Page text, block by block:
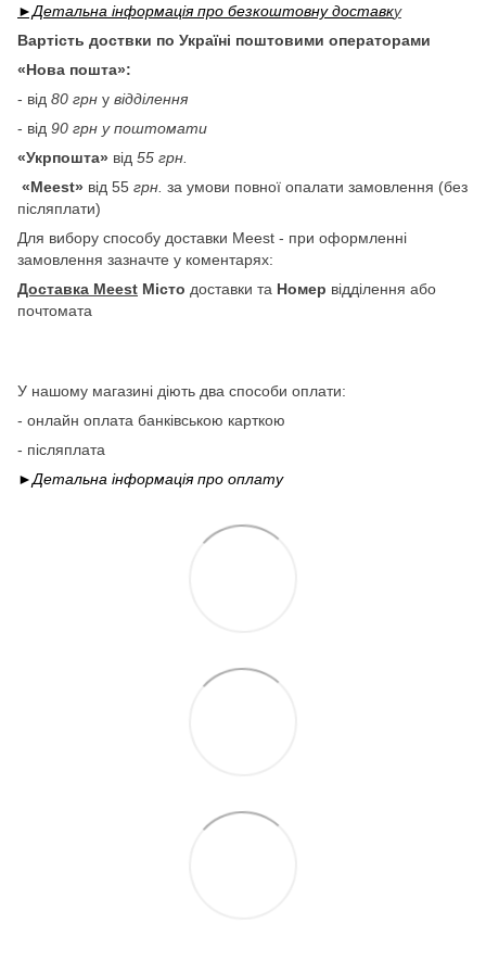
►Детальна інформація про безкоштовну доставку
Вартість доствки по Україні поштовими операторами
«Нова пошта»:
- від 80 грн у відділення
- від 90 грн у поштомати
«Укрпошта» від 55 грн.
«Meest» від 55 грн. за умови повної опалати замовлення (без
післяплати)
Для вибору способу доставки Meest - при оформленні
замовлення зазначте у коментарях:
Доставка Meest Місто доставки та Номер відділення або
почтомата
У нашому магазині діють два способи оплати:
- онлайн оплата банківською карткою
- післяплата
►Детальна інформація про оплату